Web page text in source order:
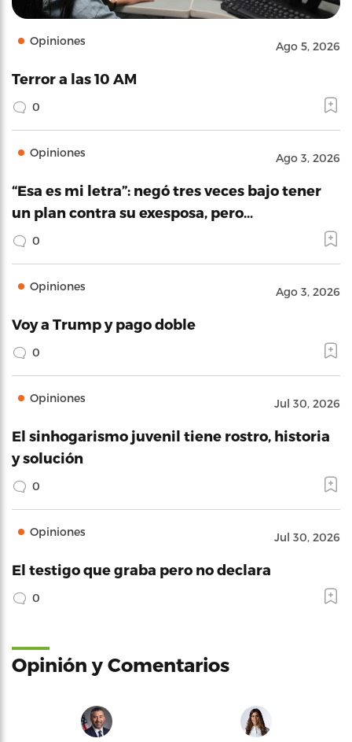
Opiniones Ago 5, 2026
Terror a las 10 AM
0
Opiniones Ago 3, 2026
“Esa es mi letra”: negó tres veces bajo tener
un plan contra su exesposa, pero…
0
Opiniones Ago 3, 2026
Voy a Trump y pago doble
0
Opiniones Jul 30, 2026
El sinhogarismo juvenil tiene rostro, historia
y solución
0
Opiniones Jul 30, 2026
El testigo que graba pero no declara
0
Opinión y Comentarios